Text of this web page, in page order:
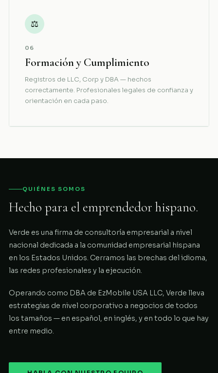
⚖
06
Formación y Cumplimiento
Registros de LLC, Corp y DBA — hechos
correctamente. Profesionales legales de confianza y
orientación en cada paso.
QUIÉNES SOMOS
Hecho para el emprendedor hispano.
Verde es una firma de consultoría empresarial a nivel
nacional dedicada a la comunidad empresarial hispana
en los Estados Unidos. Cerramos las brechas del idioma,
las redes profesionales y la ejecución.
Operando como DBA de EzMobile USA LLC, Verde lleva
estrategias de nivel corporativo a negocios de todos
los tamaños — en español, en inglés, y en todo lo que hay
entre medio.